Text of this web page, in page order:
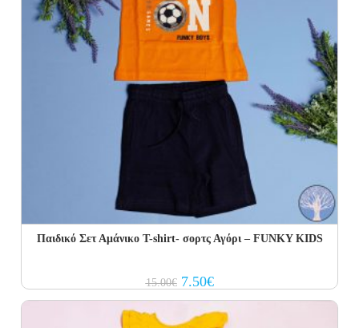
Παιδικό Σετ Αμάνικο T-shirt- σορτς Αγόρι – FUNKY KIDS
15.00€ Original
price
was:
15.00€.
7.50€Current
price
is:
7.50€.